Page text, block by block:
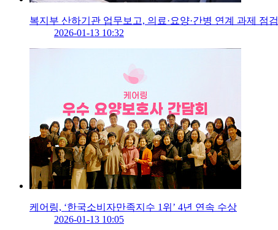
복지부 산하기관 업무보고, 의료·요양·간병 연계 과제 점검
2026-01-13 10:32
케어링, ‘한국소비자만족지수 1위’ 4년 연속 수상
2026-01-13 10:05